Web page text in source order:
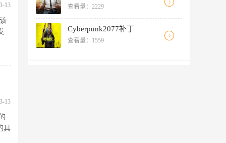
13
13
具
查看量：2229
Cyberpunk2077补丁
查看量：1559